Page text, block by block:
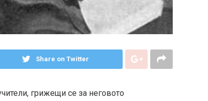
Share on Twitter
грижещи се за неговото